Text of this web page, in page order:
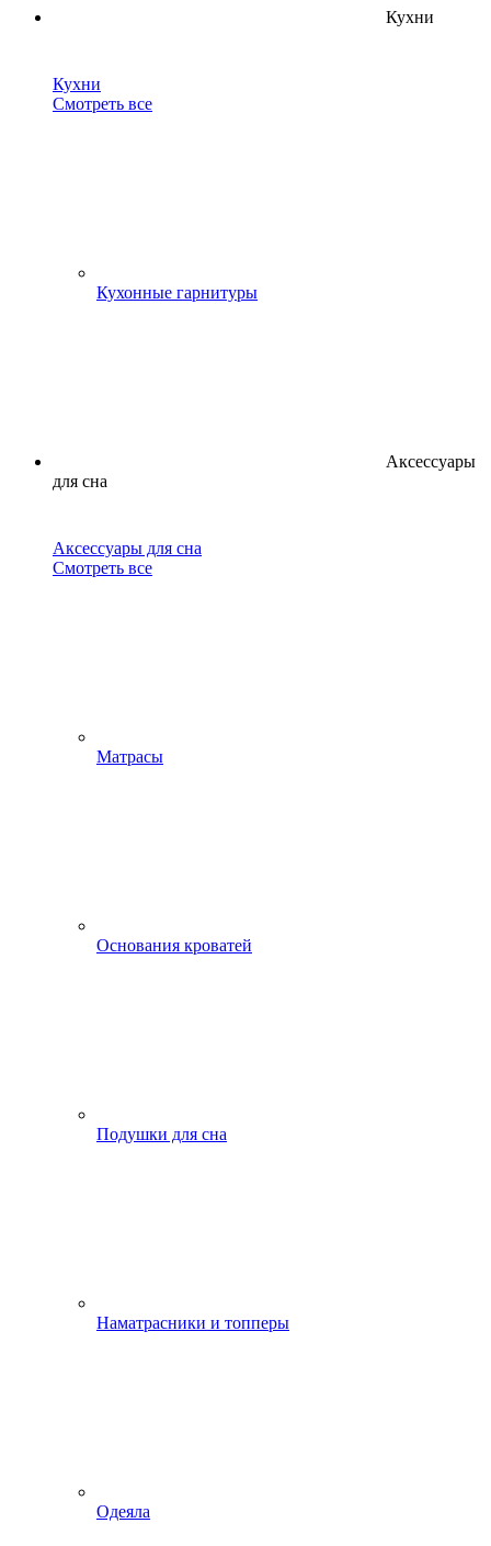
Кухни
Кухни
Смотреть все
Кухонные гарнитуры
Аксессуары
для сна
Аксессуары для сна
Смотреть все
Матрасы
Основания кроватей
Подушки для сна
Наматрасники и топперы
Одеяла